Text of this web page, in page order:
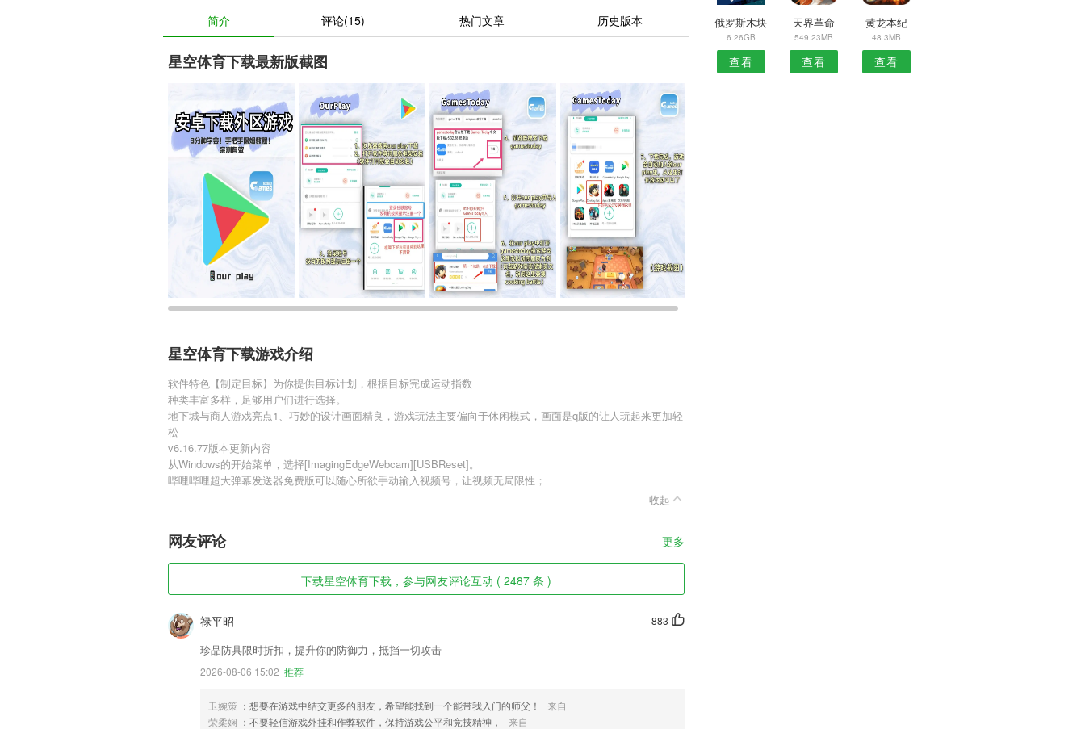
简介 评论(15) 热门文章 历史版本
星空体育下载最新版截图
星空体育下载游戏介绍
软件特色【制定目标】为你提供目标计划，根据目标完成运动指数
种类丰富多样，足够用户们进行选择。
地下城与商人游戏亮点1、巧妙的设计画面精良，游戏玩法主要偏向于休闲模式，画面是q版的让人玩起来更加轻
松
v6.16.77版本更新内容
从Windows的开始菜单，选择[ImagingEdgeWebcam][USBReset]。
哔哩哔哩超大弹幕发送器免费版可以随心所欲手动输入视频号，让视频无局限性；
收起
网友评论 更多
下载星空体育下载，参与网友评论互动 ( 2487 条 )
883
禄平昭
珍品防具限时折扣，提升你的防御力，抵挡一切攻击
2026-08-06 15:02 推荐
卫婉策 ：想要在游戏中结交更多的朋友，希望能找到一个能带我入门的师父！
来自
荣柔娴 ：不要轻信游戏外挂和作弊软件，保持游戏公平和竞技精神，
来自
俄罗斯木块
6.26GB
查看
天界革命
549.23MB
查看
黄龙本纪
48.3MB
查看